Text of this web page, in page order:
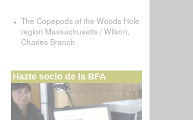
The Copepods of the Woods Hole
region Massachusetts / Wilson,
Charles Branch
Hazte socio de la BFA